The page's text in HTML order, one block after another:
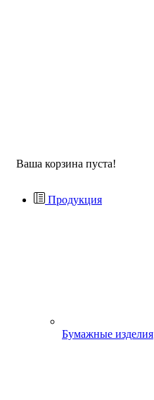
Ваша корзина пуста!
Продукция
Бумажные изделия